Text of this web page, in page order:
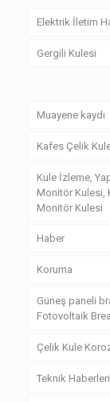
Elektrik İletim
Gergili Kulesi
Muayene kaydı
Kafes Çelik
Kule İzleme,
Monitör Kulesi,
Monitör Kulesi
Haber
Koruma
Güneş paneli
Fotovoltaik
Çelik Kule
Teknik Haberleri